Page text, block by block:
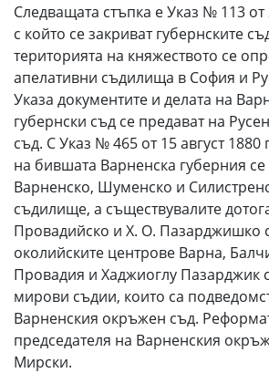
Следващата стъпка е Указ № 113 от
с който се закриват губернските
територията на княжеството се
апелативни съдилища в София и
Указа документите и делата на
губернски съд се предават на
съд. С Указ № 465 от 15 август 1880
на бившата Варненска губерния
Варненско, Шуменско и
съдилище, а съществувалите
Провадийско и Х. О. Пазарджишко
околийските центрове Варна,
Провадия и Хаджиоглу Пазарджик
мирови съдии, които са
Варненския окръжен съд.
председателя на Варненския
Мирски.